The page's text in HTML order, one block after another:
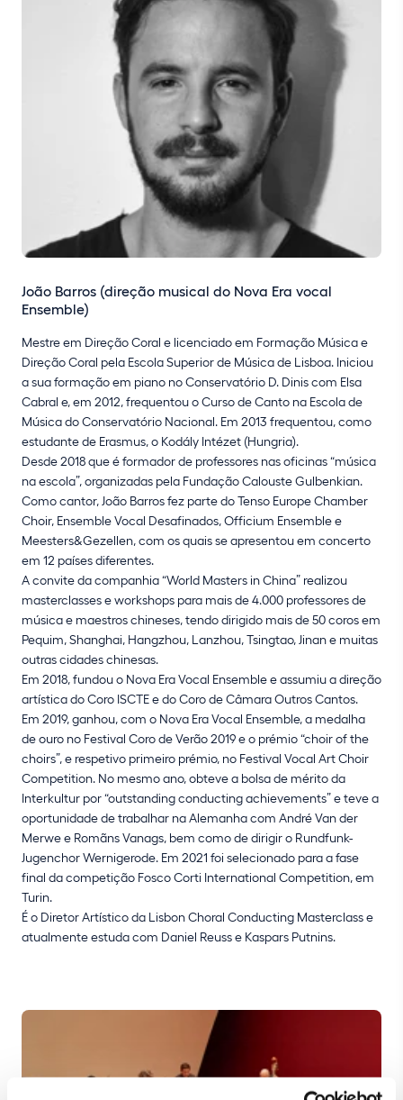
João Barros (direção musical do Nova Era vocal
Ensemble)
Mestre em Direção Coral e licenciado em Formação Música e
Direção Coral pela Escola Superior de Música de Lisboa. Iniciou
a sua formação em piano no Conservatório D. Dinis com Elsa
Cabral e, em 2012, frequentou o Curso de Canto na Escola de
Música do Conservatório Nacional. Em 2013 frequentou, como
estudante de Erasmus, o Kodály Intézet (Hungria).
Desde 2018 que é formador de professores nas oficinas “música
na escola”, organizadas pela Fundação Calouste Gulbenkian.
Como cantor, João Barros fez parte do Tenso Europe Chamber
Choir, Ensemble Vocal Desafinados, Officium Ensemble e
Meesters&Gezellen, com os quais se apresentou em concerto
em 12 países diferentes.
A convite da companhia “World Masters in China” realizou
masterclasses e workshops para mais de 4.000 professores de
música e maestros chineses, tendo dirigido mais de 50 coros em
Pequim, Shanghai, Hangzhou, Lanzhou, Tsingtao, Jinan e muitas
outras cidades chinesas.
Em 2018, fundou o Nova Era Vocal Ensemble e assumiu a direção
artística do Coro ISCTE e do Coro de Câmara Outros Cantos.
Em 2019, ganhou, com o Nova Era Vocal Ensemble, a medalha
de ouro no Festival Coro de Verão 2019 e o prémio “choir of the
choirs”, e respetivo primeiro prémio, no Festival Vocal Art Choir
Competition. No mesmo ano, obteve a bolsa de mérito da
Interkultur por “outstanding conducting achievements” e teve a
oportunidade de trabalhar na Alemanha com André Van der
Merwe e Romãns Vanags, bem como de dirigir o Rundfunk-
Jugenchor Wernigerode. Em 2021 foi selecionado para a fase
final da competição Fosco Corti International Competition, em
Turin.
É o Diretor Artístico da Lisbon Choral Conducting Masterclass e
atualmente estuda com Daniel Reuss e Kaspars Putnins.